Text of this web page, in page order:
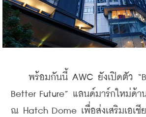
พร้อมกันนี้ AWC ยังเปิดตัว
Better Future” แลนด์มาร์กใหม่ด้
ณ Hatch Dome เพื่อส่งเสริมเอเชี